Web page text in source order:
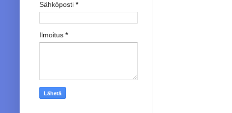
Sähköposti *
Ilmoitus *